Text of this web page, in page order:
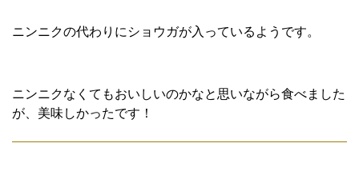
ニンニクの代わりにショウガが入っているようです。
ニンニクなくてもおいしいのかなと思いながら食べました
が、美味しかったです！